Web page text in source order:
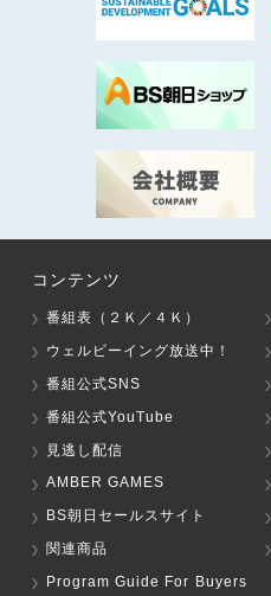
コンテンツ
番組表（２Ｋ／４Ｋ）
ウェルビーイング放送中！
番組公式SNS
番組公式YouTube
見逃し配信
AMBER GAMES
BS朝日セールスサイト
関連商品
Program Guide For Buyers